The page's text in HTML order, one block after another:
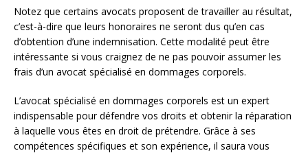
Notez que certains avocats proposent de travailler au résultat,
c’est-à-dire que leurs honoraires ne seront dus qu’en cas
d’obtention d’une indemnisation. Cette modalité peut être
intéressante si vous craignez de ne pas pouvoir assumer les
frais d’un avocat spécialisé en dommages corporels.
L’avocat spécialisé en dommages corporels est un expert
indispensable pour défendre vos droits et obtenir la réparation
à laquelle vous êtes en droit de prétendre. Grâce à ses
compétences spécifiques et son expérience, il saura vous